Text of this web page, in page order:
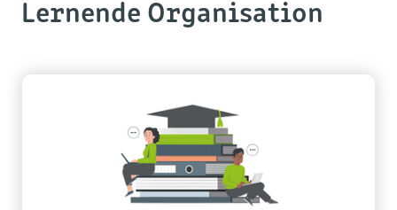
Lernende Organisation